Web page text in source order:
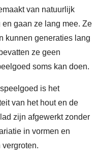
van natuurlijk
gaan ze lang mee. Ze
kunnen generaties lang
ze geen
soms kan doen.
is het
van het hout en de
zijn afgewerkt zonder
in vormen en